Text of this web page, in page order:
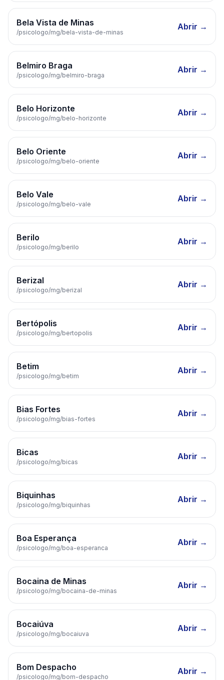
Bela Vista de Minas
/psicologo/mg/bela-vista-de-minas
Abrir →
Belmiro Braga
/psicologo/mg/belmiro-braga
Abrir →
Belo Horizonte
/psicologo/mg/belo-horizonte
Abrir →
Belo Oriente
/psicologo/mg/belo-oriente
Abrir →
Belo Vale
/psicologo/mg/belo-vale
Abrir →
Berilo
/psicologo/mg/berilo
Abrir →
Berizal
/psicologo/mg/berizal
Abrir →
Bertópolis
/psicologo/mg/bertopolis
Abrir →
Betim
/psicologo/mg/betim
Abrir →
Bias Fortes
/psicologo/mg/bias-fortes
Abrir →
Bicas
/psicologo/mg/bicas
Abrir →
Biquinhas
/psicologo/mg/biquinhas
Abrir →
Boa Esperança
/psicologo/mg/boa-esperanca
Abrir →
Bocaina de Minas
/psicologo/mg/bocaina-de-minas
Abrir →
Bocaiúva
/psicologo/mg/bocaiuva
Abrir →
Bom Despacho
/psicologo/mg/bom-despacho
Abrir →